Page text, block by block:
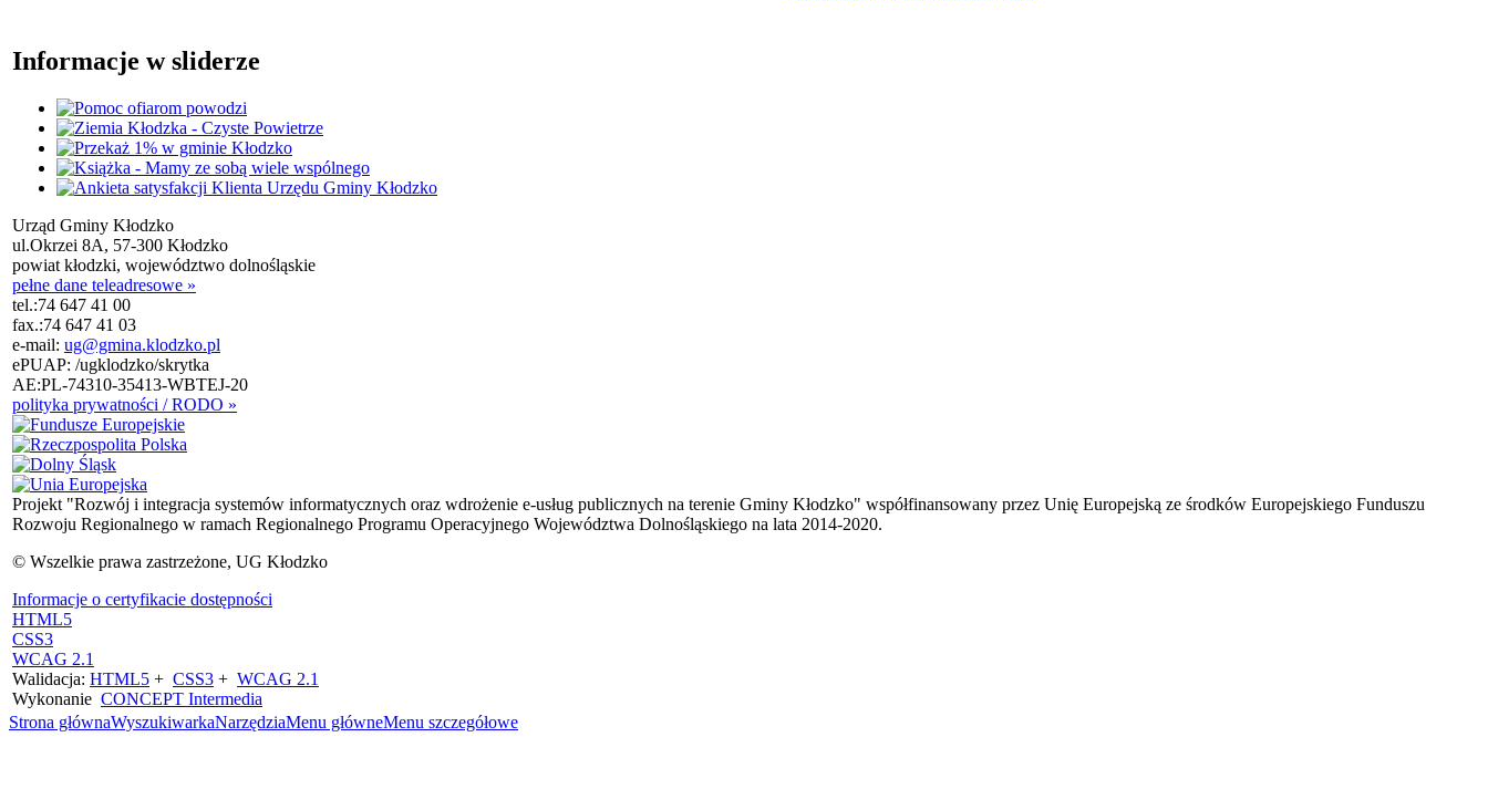
Informacje w sliderze
Urząd Gminy Kłodzko
ul.Okrzei 8A, 57-300 Kłodzko
powiat kłodzki, województwo dolnośląskie
pełne dane teleadresowe »
tel.:74 647 41 00
fax.:74 647 41 03
e-mail: ug@gmina.klodzko.pl
ePUAP: /ugklodzko/skrytka
AE:PL-74310-35413-WBTEJ-20
polityka prywatności / RODO »
Projekt "Rozwój i integracja systemów informatycznych oraz wdrożenie e-usług publicznych na terenie Gminy Kłodzko" współfinansowany przez Unię Europejską ze środków Europejskiego Funduszu
Rozwoju Regionalnego w ramach Regionalnego Programu Operacyjnego Województwa Dolnośląskiego na lata 2014-2020.
© Wszelkie prawa zastrzeżone, UG Kłodzko
Informacje o certyfikacie dostępności
HTML5
CSS3
WCAG 2.1
Walidacja: HTML5 + CSS3 + WCAG 2.1
Wykonanie CONCEPT Intermedia
Strona głównaWyszukiwarkaNarzędziaMenu główneMenu szczegółowe